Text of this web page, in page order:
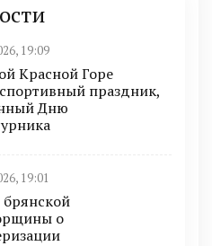
19:09
Красной Горе
праздник,
Дню
19:01
о